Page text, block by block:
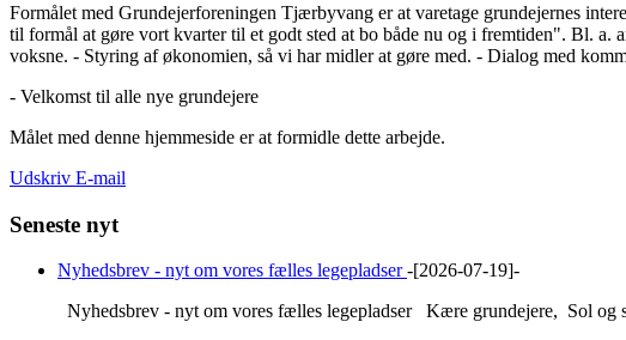
Formålet med Grundejerforeningen Tjærbyvang er at varetage grundejernes
til formål at gøre vort kvarter til et godt sted at bo både nu og i fremtiden". Bl. a.
voksne. - Styring af økonomien, så vi har midler at gøre med. - Dialog med
- Velkomst til alle nye grundejere
Målet med denne hjemmeside er at formidle dette arbejde.
Udskriv E-mail
Seneste nyt
Nyhedsbrev - nyt om vores fælles legepladser-[2026-07-19]-
Nyhedsbrev - nyt om vores fælles legepladser Kære grundejere, Sol og